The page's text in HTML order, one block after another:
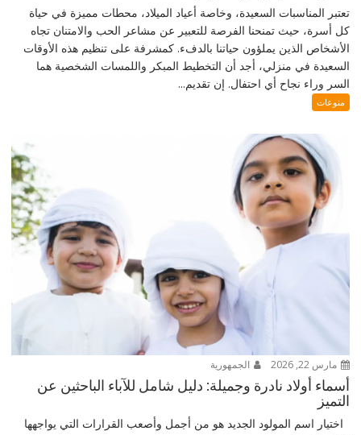
تعتبر المناسبات السعيدة، وخاصة أعياد الميلاد، محطات مميزة في حياة
كل أسرة، حيث تمنحنا الفرصة للتعبير عن مشاعر الحب والامتنان تجاه
الأشخاص الذين يملؤون حياتنا بالدفء. كمشرفة على تنظيم هذه الأوقات
السعيدة في منزلي، أجد أن التخطيط المبكر واللمسات الشخصية هما
السر وراء نجاح أي احتفال. إن تقديم...
منوعات
مارس 22, 2026 الجمهورية
أسماء أولاد نادرة وجميلة: دليل شامل للآباء الباحثين عن
التميز
اختيار اسم المولود الجديد هو من أجمل وأصعب القرارات التي يواجهها